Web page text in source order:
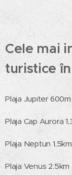
Cele mai
turistice
Plaja Jupiter 600m
Plaja Cap Aurora
Plaja Neptun 1,5km
Plaja Venus 2.5km